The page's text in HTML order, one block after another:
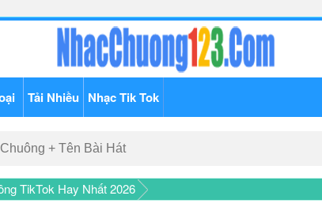
Tải Nhiều Nhạc Tik Tok
TikTok Hay Nhất 2026